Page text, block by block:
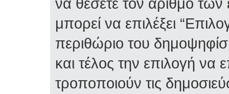
μπορεί να επιλέξει
περιθώριο του
και τέλος την επιλογή να
τροποποιούν τις